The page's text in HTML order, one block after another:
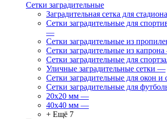
Сетки заградительные
Заградительная сетка для стадиона
Сетки заградительные для
—
Сетки заградительные из
Сетки заградительные из капрона
Сетки заградительные для
Уличные заградительные сетки —
Сетки заградительные для окон и
Сетки заградительные для
20х20 мм —
40х40 мм —
+ Ещё 7